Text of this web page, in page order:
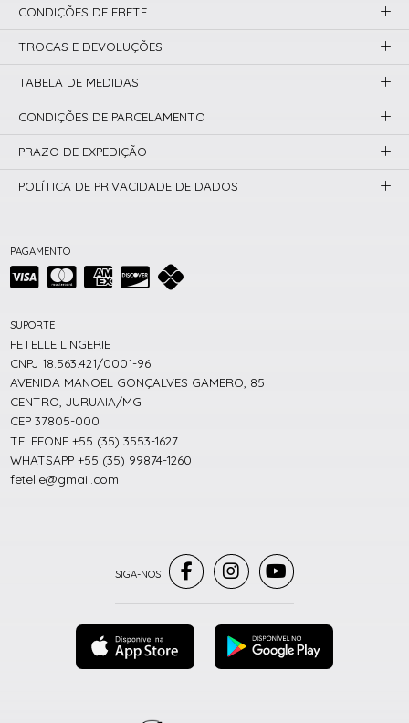
PAGAMENTO
SUPORTE
FETELLE LINGERIE
CNPJ 18.563.421/0001-96
AVENIDA MANOEL GONÇALVES GAMERO, 85
CENTRO, JURUAIA/MG
CEP 37805-000
TELEFONE +55 (35) 3553-1627
WHATSAPP +55 (35) 99874-1260
fetelle@gmail.com
CONDIÇÕES DE FRETE
TROCAS E DEVOLUÇÕES
TABELA DE MEDIDAS
CONDIÇÕES DE PARCELAMENTO
PRAZO DE EXPEDIÇÃO
POLÍTICA DE PRIVACIDADE DE DADOS